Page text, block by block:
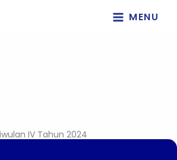
MENU
IV Tahun 2024